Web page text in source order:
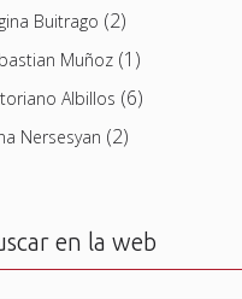
Buitrago (2)
Muñoz(1)
Albillos (6)
Nersesyan (2)
en la web